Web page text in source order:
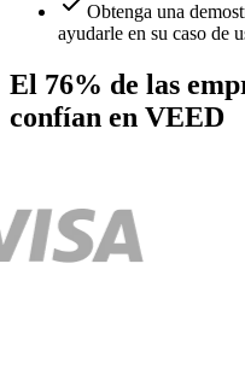
Obtenga una
ayudarle en su caso de
El 76% de las
confían en VEED